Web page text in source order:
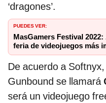
‘dragones’.
PUEDES VER:
MasGamers Festival
feria de videojuegos más
De acuerdo a
Gunbound se llamará
será un videojuego